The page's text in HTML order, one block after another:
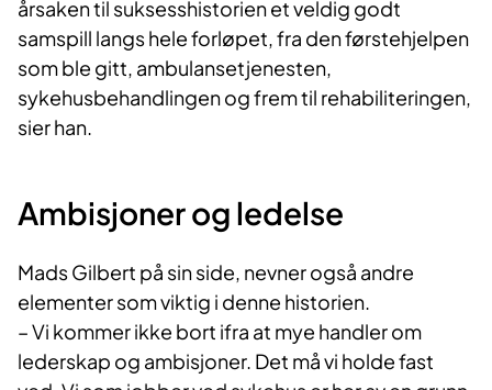
årsaken til suksesshistorien et veldig godt
samspill langs hele forløpet, fra den førstehjelpen
som ble gitt, ambulansetjenesten,
sykehusbehandlingen og frem til rehabiliteringen,
sier han.
Ambisjoner og ledelse
Mads Gilbert på sin side, nevner også andre
elementer som viktig i denne historien.
– Vi kommer ikke bort ifra at mye handler om
lederskap og ambisjoner. Det må vi holde fast